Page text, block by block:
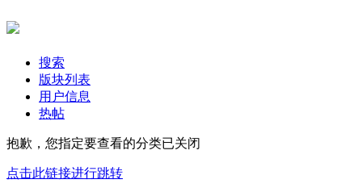
搜索
版块列表
用户信息
热帖
抱歉，您指定要查看的分类已关闭
点击此链接进行跳转